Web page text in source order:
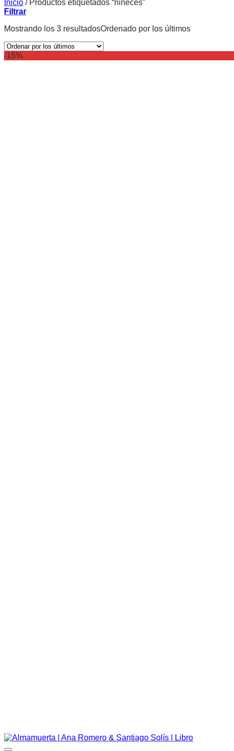
Inicio /Productos etiquetados “niñeces”
Filtrar
Mostrando los 3 resultadosOrdenado por los últimos
-15%